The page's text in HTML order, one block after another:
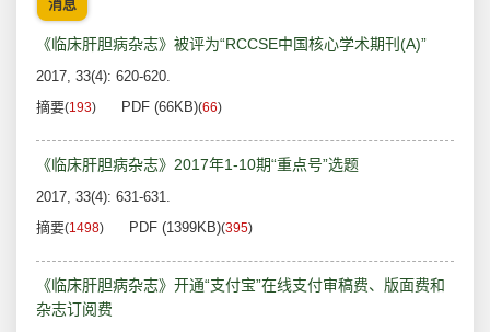
消息
《临床肝胆病杂志》被评为“RCCSE中国核心学术期刊(A)”
2017, 33(4): 620-620.
摘要(193) PDF (66KB)(66)
《临床肝胆病杂志》2017年1-10期“重点号”选题
2017, 33(4): 631-631.
摘要(1498) PDF (1399KB)(395)
《临床肝胆病杂志》开通“支付宝”在线支付审稿费、版面费和
杂志订阅费